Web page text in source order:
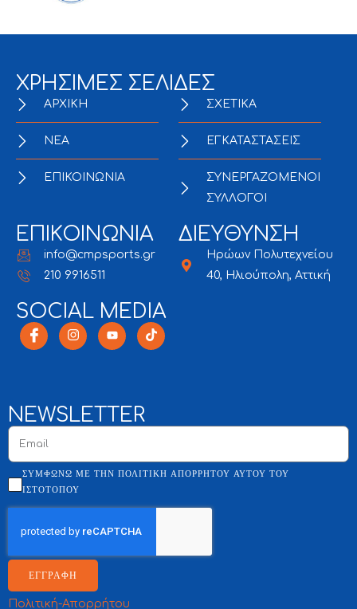
ΧΡΗΣΙΜΕΣ ΣΕΛΙΔΕΣ
ΑΡΧΙΚΗ
NEA
ΕΠΙΚΟΙΝΩΝΙΑ
ΣΧΕΤΙΚΑ
ΕΓΚΑΤΑΣΤΑΣΕΙΣ
ΣΥΝΕΡΓΑΖΟΜΕΝΟΙ
ΣΥΛΛΟΓΟΙ
ΕΠΙΚΟΙΝΩΝΙΑ
info@cmpsports.gr
210 9916511
ΔΙΕΥΘΥΝΣΗ
Ηρώων Πολυτεχνείου
40, Ηλιούπολη, Αττική
SOCIAL MEDIA
NEWSLETTER
ΣΥΜΦΩΝΏ ΜΕ ΤΗΝ ΠΟΛΙΤΙΚΉ ΑΠΟΡΡΉΤΟΥ ΑΥΤΟΎ ΤΟΥ
ΙΣΤΌΤΟΠΟΥ
ΕΓΓΡΑΦΗ
Πολιτική-Απορρήτου